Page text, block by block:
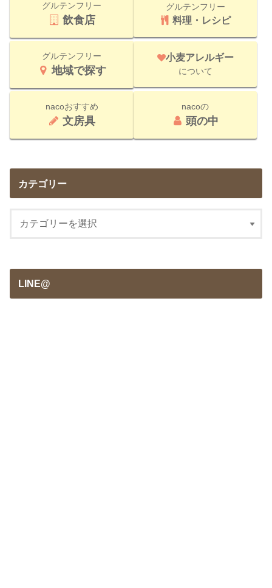
グルテンフリー
飲食店
グルテンフリー
料理・レシピ
グルテンフリー
地域で探す
小麦アレルギー
について
nacoおすすめ
文房具
nacoの
頭の中
カテゴリー
LINE@